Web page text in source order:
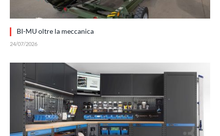
BI-MU oltre la meccanica
24/07/2026